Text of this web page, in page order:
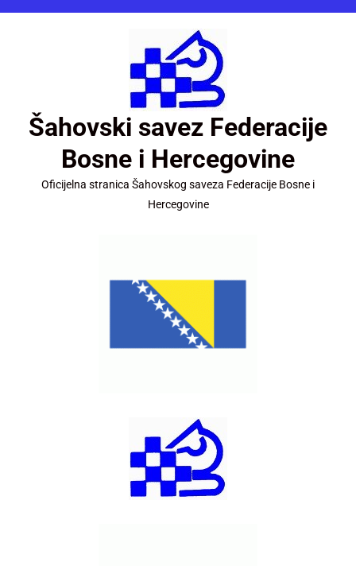
Šahovski savez Federacije
Bosne i Hercegovine
Oficijelna stranica Šahovskog saveza Federacije Bosne i
Hercegovine